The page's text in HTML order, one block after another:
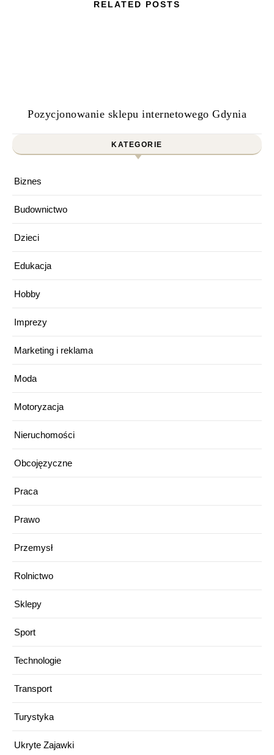
RELATED POSTS
Pozycjonowanie sklepu internetowego Gdynia
KATEGORIE
Biznes
Budownictwo
Dzieci
Edukacja
Hobby
Imprezy
Marketing i reklama
Moda
Motoryzacja
Nieruchomości
Obcojęzyczne
Praca
Prawo
Przemysł
Rolnictwo
Sklepy
Sport
Technologie
Transport
Turystyka
Ukryte Zajawki